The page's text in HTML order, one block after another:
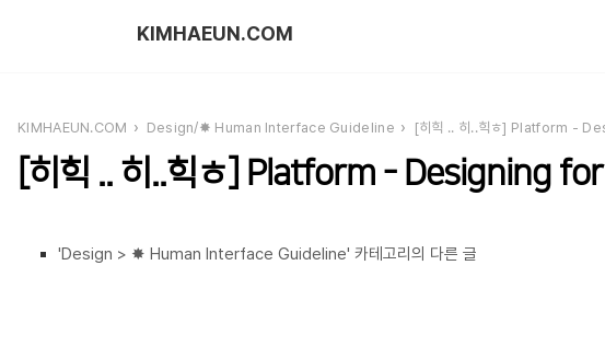
KIMHAEUN.COM
KIMHAEUN.COM Design/✸ Human Interface Guideline [히힉 .. 히..힉ㅎ] Platform -
[히힉 .. 히..힉ㅎ] Platform - Designing
'Design > ✸ Human Interface Guideline' 카테고리의 다른 글